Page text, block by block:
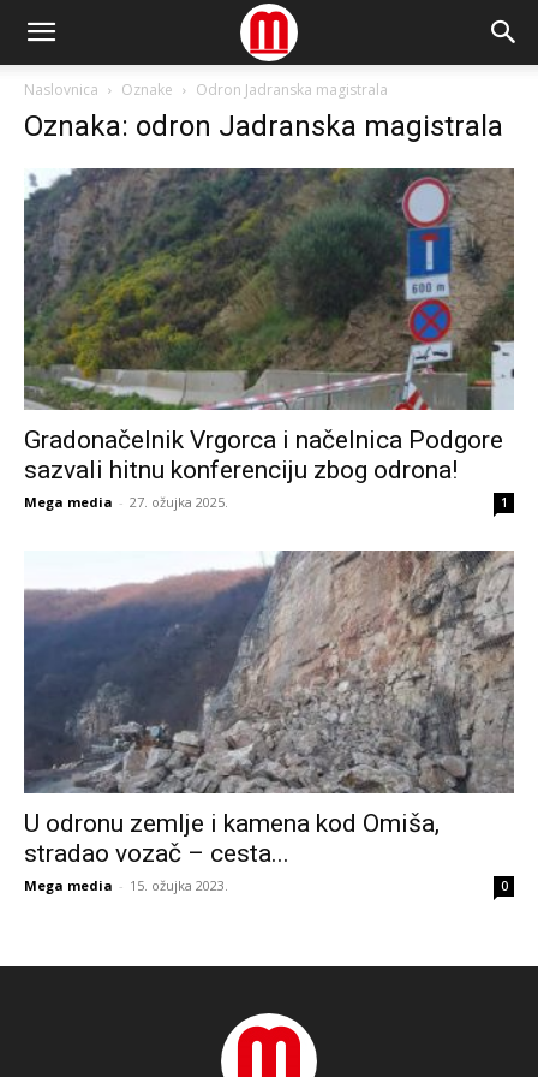
Naslovnica Oznake Odron Jadranska magistrala
Oznaka: odron Jadranska magistrala
Gradonačelnik Vrgorca i načelnica Podgore
sazvali hitnu konferenciju zbog odrona!
Mega media - 27. ožujka 2025. 1
U odronu zemlje i kamena kod Omiša,
stradao vozač – cesta...
Mega media - 15. ožujka 2023. 0